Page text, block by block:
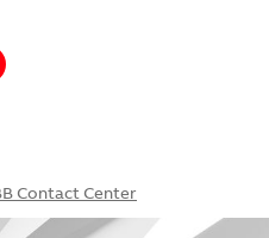
Contact Center